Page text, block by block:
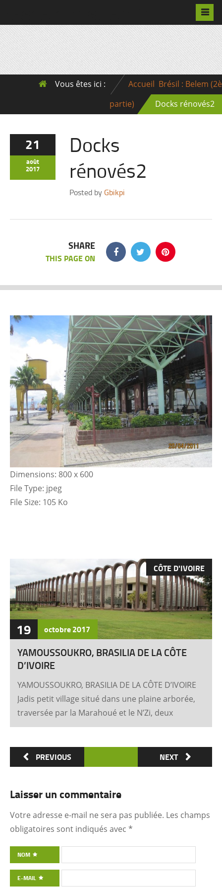
Vous êtes ici : Accueil Brésil : Belem (2è
partie)
Docks rénovés2
21
août
2017
Docks
rénovés2
Posted by Gbikpi
SHARE
THIS PAGE ON
Dimensions: 800 x 600
File Type: jpeg
File Size: 105 Ko
CÔTE D'IVOIRE
19 octobre2017
YAMOUSSOUKRO, BRASILIA DE LA CÔTE
D’IVOIRE
YAMOUSSOUKRO, BRASILIA DE LA CÔTE D’IVOIRE
Jadis petit village situé dans une plaine arborée,
traversée par la Marahoué et le N’Zi, deux
affluents du Bandama, Yamoussoukro est
synonyme de la Côte d’Ivoire Un symbole
universel Créée ex nihilo au centre du pays à
un événement majeur dans l’histoire de
l’urbanisme de la Côte d’Ivoire. Félix Houphouët-
Boigny et ses architectes (Pierre Fakhoury et
Clément Cacoub pour la Fondation FHB, …) ont
voulu que tout, depuis le plan général des
quartiers administratifs et résidentiels jusqu’à la
PREVIOUS NEXT
Laisser un commentaire
Votre adresse e-mail ne sera pas publiée. Les champs
obligatoires sont indiqués avec *
NOM
E-MAIL